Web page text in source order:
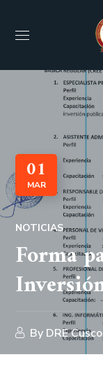
01
MAR
NOTICIAS
Forma
By DRE Cusco